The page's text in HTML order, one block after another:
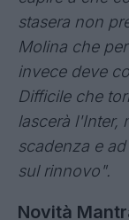
Dopo Couto
dovrà
oggi al
come titolare,
qualcosa negli
la situazione
convincono
titolo